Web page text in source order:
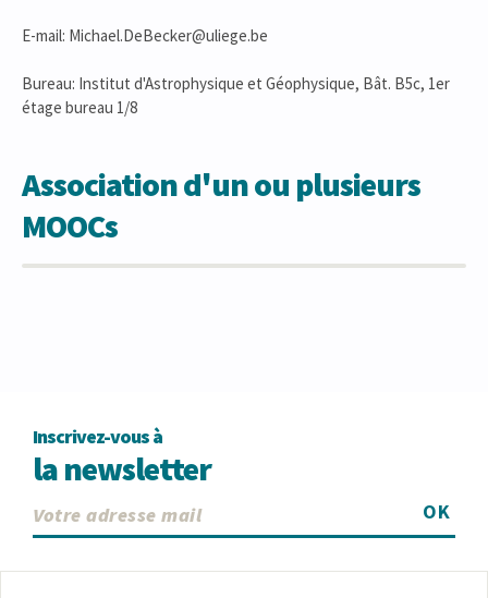
E-mail: Michael.DeBecker@uliege.be
Bureau: Institut d'Astrophysique et Géophysique, Bât. B5c, 1er
étage bureau 1/8
Association d'un ou plusieurs
MOOCs
Inscrivez-vous à
la newsletter
OK